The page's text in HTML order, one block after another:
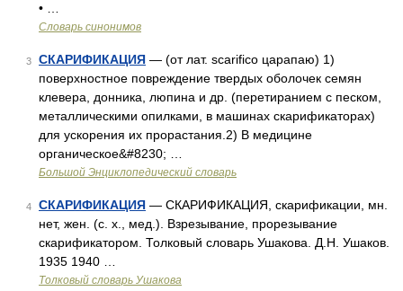
• …
Словарь синонимов
3 СКАРИФИКАЦИЯ — (от лат. scarifico царапаю) 1)
поверхностное повреждение твердых оболочек семян
клевера, донника, люпина и др. (перетиранием с песком,
металлическими опилками, в машинах скарификаторах)
для ускорения их прорастания.2) В медицине
органическое&#8230; …
Большой Энциклопедический словарь
4 СКАРИФИКАЦИЯ — СКАРИФИКАЦИЯ, скарификации, мн.
нет, жен. (с. х., мед.). Взрезывание, прорезывание
скарификатором. Толковый словарь Ушакова. Д.Н. Ушаков.
1935 1940 …
Толковый словарь Ушакова